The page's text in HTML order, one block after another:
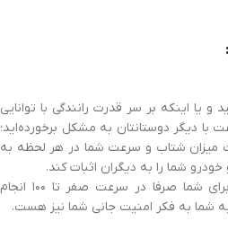
و یا اینکه بر سر قدرت رانندگی با توانایی
با دیگر دوستانتان به مشکل برخورده‌اید؛
میزان شتاب و سرعت شما در هر لحظه به
شما را به دیگران اثبات کند.
البته دیاگ موبیکار این عمل را برای شما صرفا در سرعت صفر تا ۱۰۰ انجام
شما به فکر امنیت جانی شما نیز هست.